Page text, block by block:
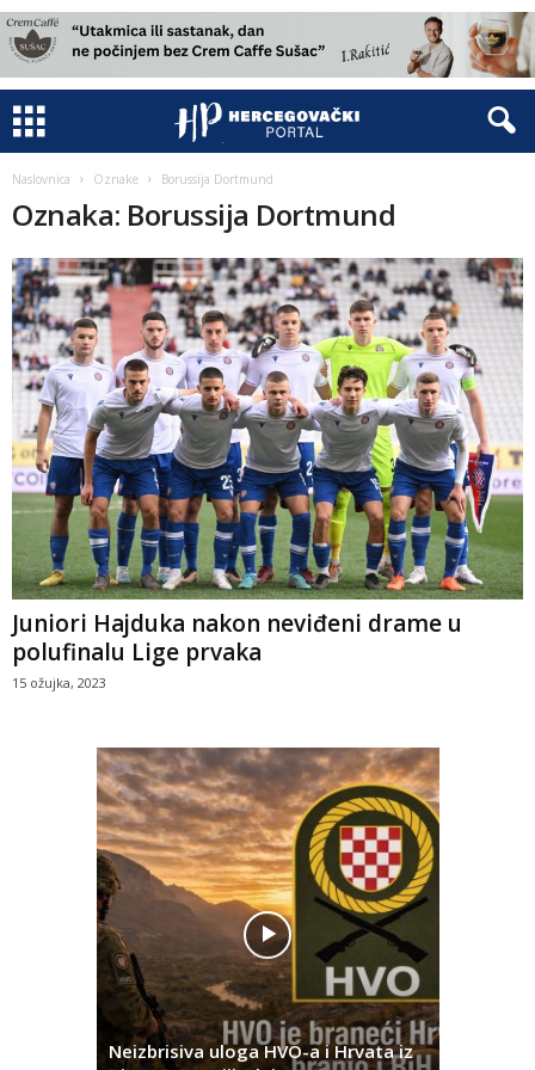
Naslovnica Oznake Borussija Dortmund
Oznaka: Borussija Dortmund
Juniori Hajduka nakon neviđeni drame u
polufinalu Lige prvaka
15 ožujka, 2023
Neizbrisiva uloga HVO-a i Hrvata iz